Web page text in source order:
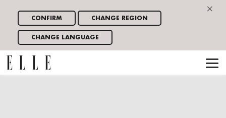
×
CONFIRM CHANGE REGION
CHANGE LANGUAGE